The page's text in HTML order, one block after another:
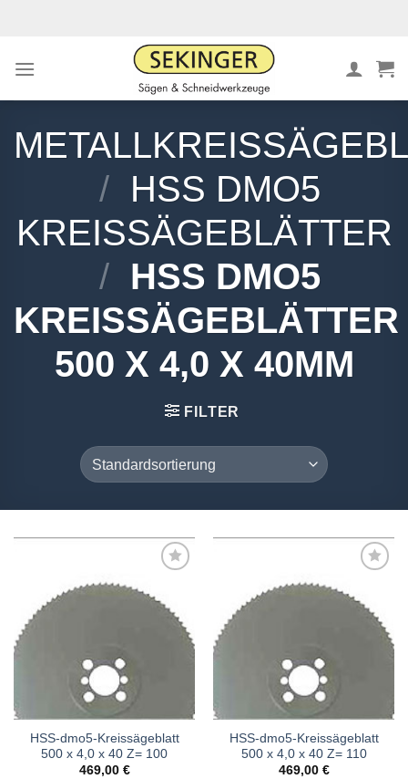
/
HSS DMO5
KREISSÄGEBLÄTTER
/ HSS DMO5
KREISSÄGEBLÄTTER
500 X 4,0 X 40MM
FILTER
Meine
HSS-dmo5-Kreissägeblatt
500 x 4,0 x 40 Z= 100
469,00 €
Meine
HSS-dmo5-Kreissägeblatt
500 x 4,0 x 40 Z= 110
469,00 €